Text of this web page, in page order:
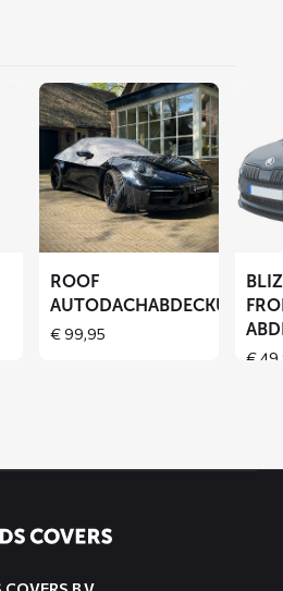
Mehr
lesen
über
ROOF
Autodachabdeckung
ROOF
AUTODACHABDECKUNG
€99,95
über
BLIZZ
€